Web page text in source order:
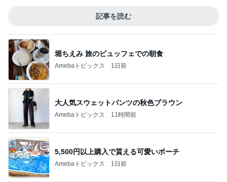
記事を読む
堀ちえみ 旅のビュッフェでの朝食
Amebaトピックス 1日前
大人気スウェットパンツの秋色ブラウン
Amebaトピックス 11時間前
5,500円以上購入で貰える可愛いポーチ
Amebaトピックス 1日前